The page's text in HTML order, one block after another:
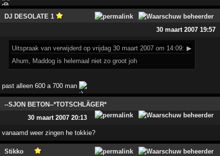
DJ DESOLATE 1
30 maart 2007 19:57
Uitspraak van verwijderd op vrijdag 30 maart 2007 om 14:09: ▶
Ahum, Maddog is helemaal niet zo groot joh
past alleen 600 a 700 man
--SJON BETON--*TOTSCHLÄGER*
30 maart 2007 20:13
vanaamd weer zingen he tokkie?
Stikko